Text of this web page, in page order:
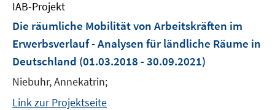
IAB-Projekt
Die räumliche Mobilität von Arbeitskräften im
Erwerbsverlauf - Analysen für ländliche Räume in
Deutschland (01.03.2018 - 30.09.2021)
Niebuhr, Annekatrin;
Link zur Projektseite